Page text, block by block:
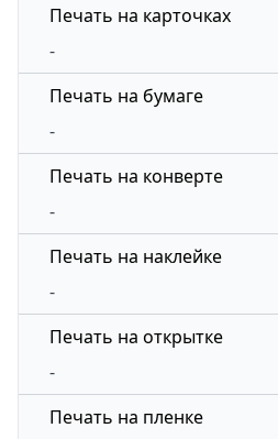
Печать на карточках
-
Печать на бумаге
-
Печать на конверте
-
Печать на наклейке
-
Печать на открытке
-
Печать на пленке